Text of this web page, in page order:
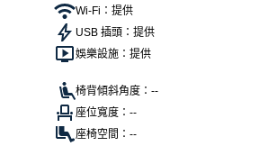
Wi-Fi：提供
USB 插頭：提供
娛樂設施：提供
椅背傾斜角度：--
座位寬度：--
座椅空間：--